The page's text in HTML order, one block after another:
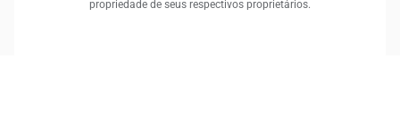
propriedade de seus respectivos proprietários.